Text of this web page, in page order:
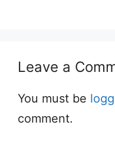
Leave a
You must be
comment.